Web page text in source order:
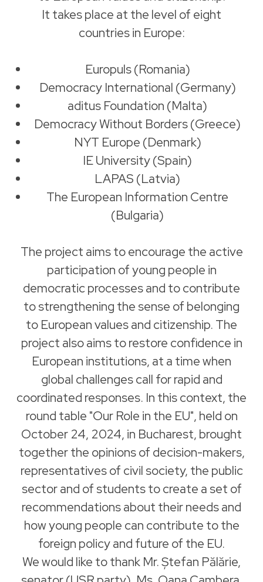
It takes place at the level of eight
countries in Europe:
Europuls (Romania)
Democracy International (Germany)
aditus Foundation (Malta)
Democracy Without Borders (Greece)
NYT Europe (Denmark)
IE University (Spain)
LAPAS (Latvia)
The European Information Centre
(Bulgaria)
The project aims to encourage the active
participation of young people in
democratic processes and to contribute
to strengthening the sense of belonging
to European values and citizenship. The
project also aims to restore confidence in
European institutions, at a time when
global challenges call for rapid and
coordinated responses. In this context, the
round table "Our Role in the EU", held on
October 24, 2024, in Bucharest, brought
together the opinions of decision-makers,
representatives of civil society, the public
sector and of students to create a set of
recommendations about their needs and
how young people can contribute to the
foreign policy and future of the EU.
We would like to thank Mr. Ștefan Pălărie,